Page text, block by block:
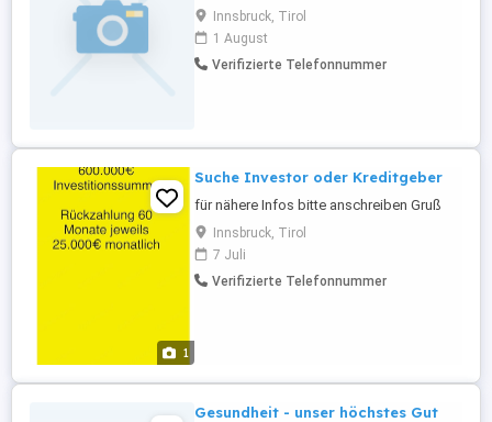
mit viel Gefühl und Ruhe?Dann sind Sie
bei mir genau richtig. Ich freue mich auf
Euren Anruf. 0650 4325239
Innsbruck, Tirol
1 August
Verifizierte Telefonnummer
1
Suche Investor oder Kreditgeber
für nähere Infos bitte anschreiben Gruß
Innsbruck, Tirol
7 Juli
Verifizierte Telefonnummer
Gesundheit - unser höchstes Gut